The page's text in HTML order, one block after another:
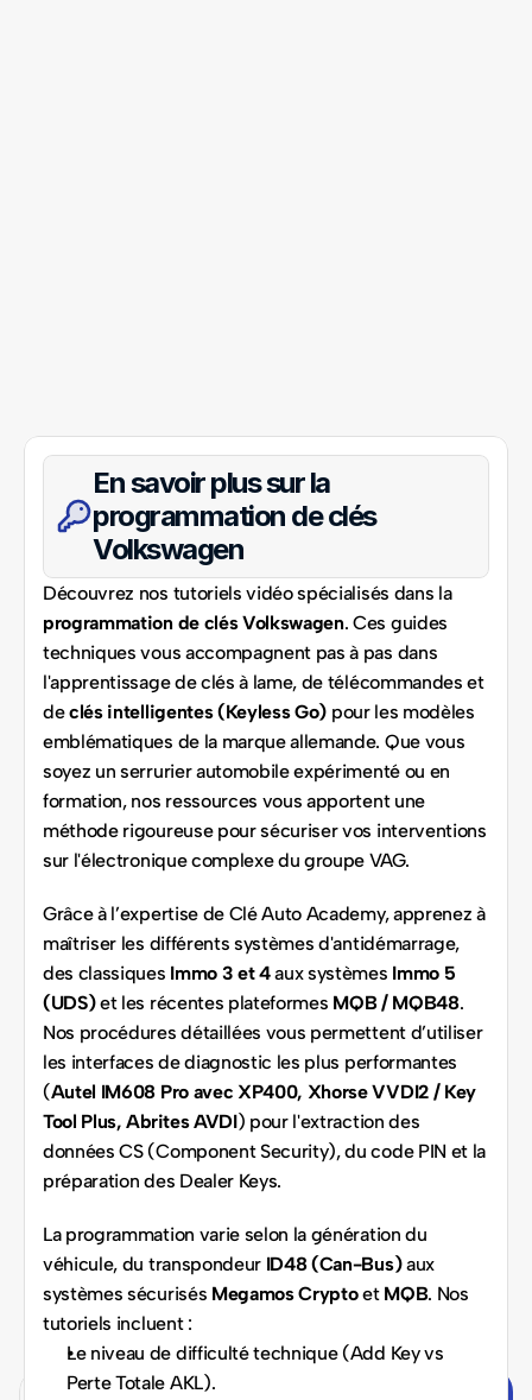
En savoir plus sur la
programmation de clés
Volkswagen
Découvrez nos tutoriels vidéo spécialisés dans la
programmation de clés Volkswagen. Ces guides
techniques vous accompagnent pas à pas dans
l'apprentissage de clés à lame, de télécommandes et
de clés intelligentes (Keyless Go) pour les modèles
emblématiques de la marque allemande. Que vous
soyez un serrurier automobile expérimenté ou en
formation, nos ressources vous apportent une
méthode rigoureuse pour sécuriser vos interventions
sur l'électronique complexe du groupe VAG.
Grâce à l’expertise de Clé Auto Academy, apprenez à
maîtriser les différents systèmes d'antidémarrage,
des classiques Immo 3 et 4 aux systèmes Immo 5
(UDS) et les récentes plateformes MQB / MQB48.
Nos procédures détaillées vous permettent d’utiliser
les interfaces de diagnostic les plus performantes
(Autel IM608 Pro avec XP400, Xhorse VVDI2 / Key
Tool Plus, Abrites AVDI) pour l'extraction des
données CS (Component Security), du code PIN et la
préparation des Dealer Keys.
La programmation varie selon la génération du
véhicule, du transpondeur ID48 (Can-Bus) aux
systèmes sécurisés Megamos Crypto et MQB. Nos
tutoriels incluent :
Le niveau de difficulté technique (Add Key vs
Perte Totale AKL).